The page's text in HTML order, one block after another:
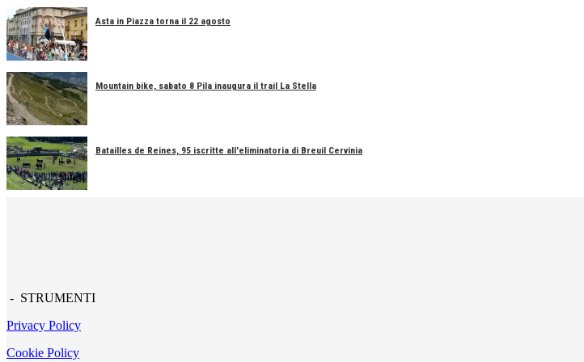
Asta in Piazza torna il 22 agosto
Mountain bike, sabato 8 Pila inaugura il trail La Stella
Batailles de Reines, 95 iscritte all'eliminatoria di Breuil Cervinia
- STRUMENTI
Privacy Policy
Cookie Policy